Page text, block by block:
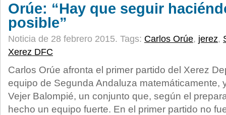
Orúe: “Hay que seguir
posible”
Noticia de 28 febrero 2015. Tags: Carlos Orúe, jerez,
Xerez DFC
Carlos Orúe afronta el primer partido del Xerez
equipo de Segunda Andaluza matemáticamente,
Vejer Balompié, un conjunto que, según el
hecho un equipo fuerte. En el primer partido no